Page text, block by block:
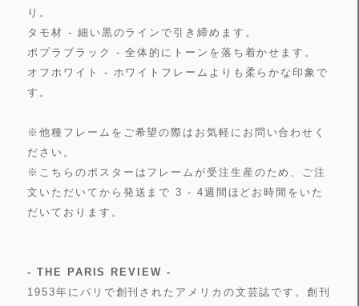
り。
タモ材 - 細い黒のラインで引き締めます。
ポプラブラック - 全体的にトーンを落ち着かせます。
オフホワイト - ホワイトフレームよりも柔らかな印象で
す。
※他種フレームをご希望の際はお気軽にお問い合わせく
ださい。
※こちらのポスターはフレームが受注生産のため、ご注
文いただいてから発送まで 3 - 4週間ほどお時間をいた
だいております。
- THE PARIS REVIEW -
1953年にパリで創刊されたアメリカの文芸誌です。創刊